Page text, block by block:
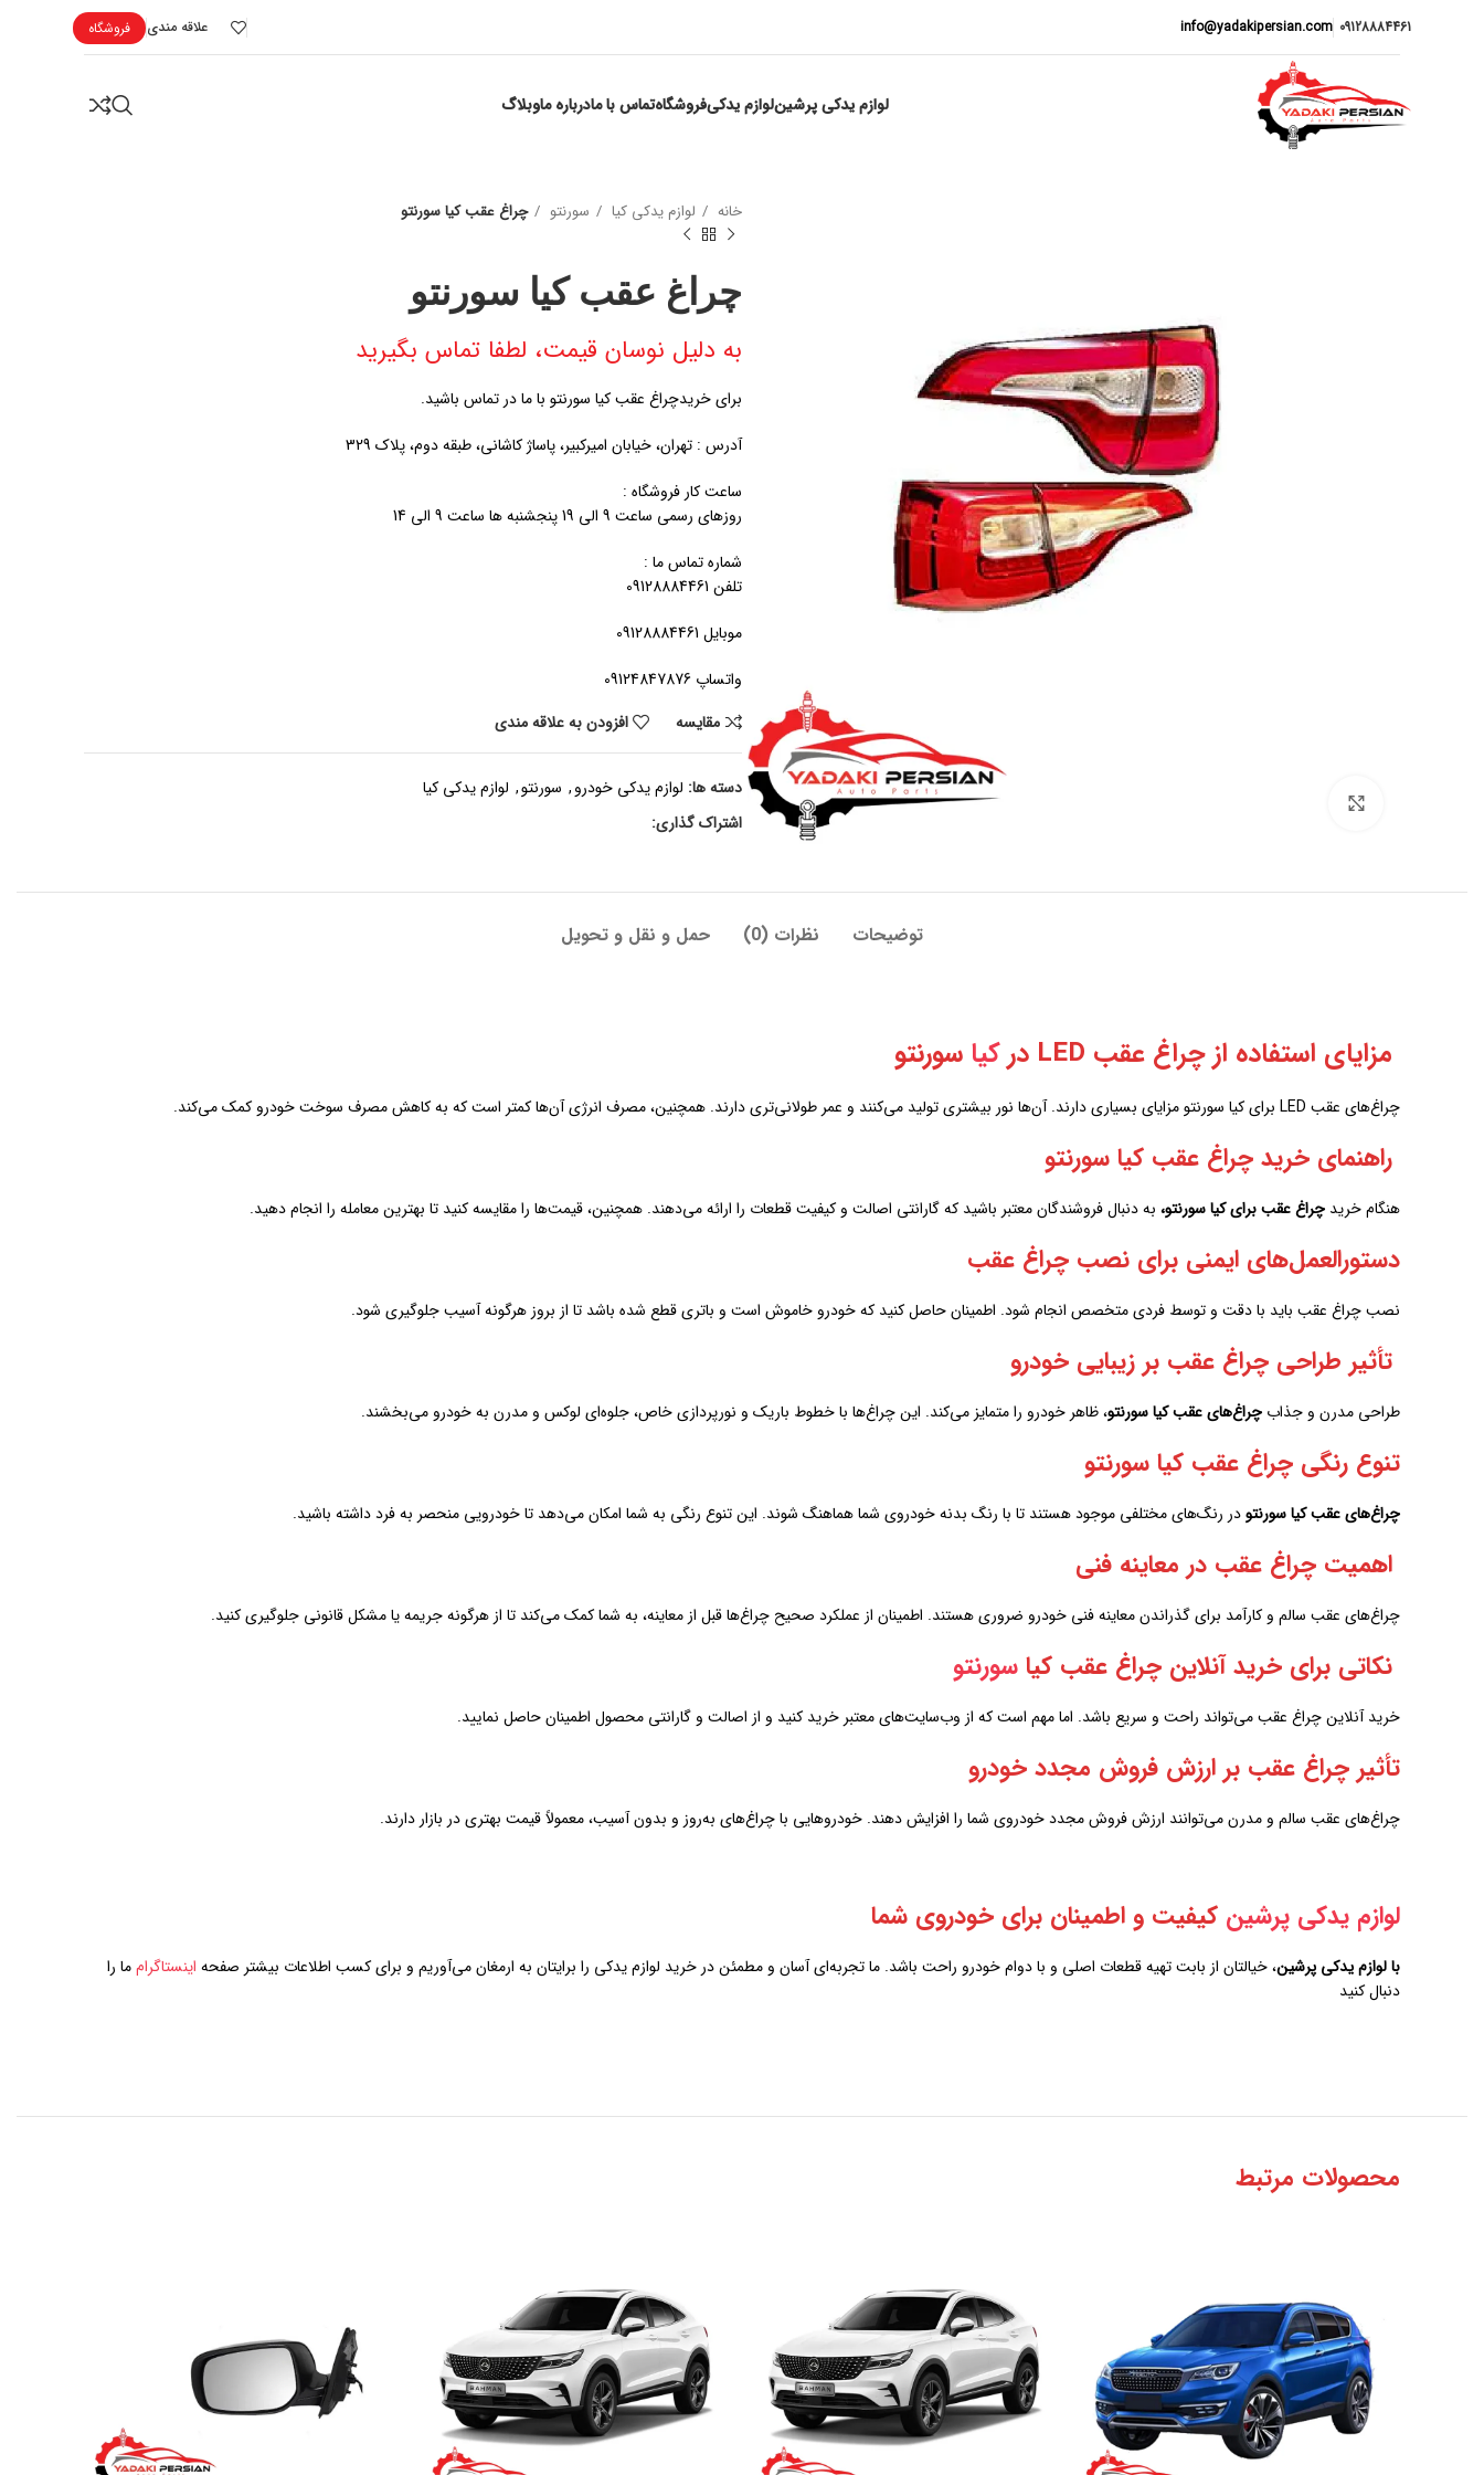
09128884461
info@yadakipersian.com علاقه مندی فروشگاه
لوازم یدکی پرشینلوازم یدکیفروشگاهتماس با مادرباره ماوبلاگ
خانه لوازم یدکی کیا سورنتو چراغ عقب کیا سورنتو
چراغ عقب کیا سورنتو
به دلیل نوسان قیمت، لطفا تماس بگیرید
برای خریدچراغ عقب کیا سورنتو با ما در تماس باشید.
آدرس : تهران، خیابان امیرکبیر، پاساژ کاشانی، طبقه دوم، پلاک 329
ساعت کار فروشگاه :
روزهای رسمی ساعت 9 الی 19 پنجشنبه ها ساعت 9 الی 14
شماره تماس ما :
تلفن 09128884461
موبایل 09128884461
واتساپ 09124847876
مقايسه
افزودن به علاقه مندی
دسته ها: لوازم یدکی خودرو, سورنتو, لوازم یدکی کیا
اشتراک گذاری:
توضیحات نظرات (0) حمل و نقل و تحویل
مزایای استفاده از چراغ عقب LED در کیا سورنتو
چراغ‌های عقب LED برای کیا سورنتو مزایای بسیاری دارند. آن‌ها نور بیشتری تولید می‌کنند و عمر طولانی‌تری دارند. همچنین، مصرف انرژی آن‌ها کمتر است که به کاهش مصرف سوخت خودرو کمک می‌کند.
راهنمای خرید چراغ عقب کیا سورنتو
هنگام خرید چراغ عقب برای کیا سورنتو، به دنبال فروشندگان معتبر باشید که گارانتی اصالت و کیفیت قطعات را ارائه می‌دهند. همچنین، قیمت‌ها را مقایسه کنید تا بهترین معامله را انجام دهید.
دستورالعمل‌های ایمنی برای نصب چراغ عقب
نصب چراغ عقب باید با دقت و توسط فردی متخصص انجام شود. اطمینان حاصل کنید که خودرو خاموش است و باتری قطع شده باشد تا از بروز هرگونه آسیب جلوگیری شود.
تأثیر طراحی چراغ عقب بر زیبایی خودرو
طراحی مدرن و جذاب چراغ‌های عقب کیا سورنتو، ظاهر خودرو را متمایز می‌کند. این چراغ‌ها با خطوط باریک و نورپردازی خاص، جلوه‌ای لوکس و مدرن به خودرو می‌بخشند.
تنوع رنگی چراغ عقب کیا سورنتو
چراغ‌های عقب کیا سورنتودر رنگ‌های مختلفی موجود هستند تا با رنگ بدنه خودروی شما هماهنگ شوند. این تنوع رنگی به شما امکان می‌دهد تا خودرویی منحصر به فرد داشته باشید.
اهمیت چراغ عقب در معاینه فنی
چراغ‌های عقب سالم و کارآمد برای گذراندن معاینه فنی خودرو ضروری هستند. اطمینان از عملکرد صحیح چراغ‌ها قبل از معاینه، به شما کمک می‌کند تا از هرگونه جریمه یا مشکل قانونی جلوگیری کنید.
نکاتی برای خرید آنلاین چراغ عقب کیا سورنتو
خرید آنلاین چراغ عقب می‌تواند راحت و سریع باشد. اما مهم است که از وب‌سایت‌های معتبر خرید کنید و از اصالت و گارانتی محصول اطمینان حاصل نمایید.
تأثیر چراغ عقب بر ارزش فروش مجدد خودرو
چراغ‌های عقب سالم و مدرن می‌توانند ارزش فروش مجدد خودروی شما را افزایش دهند. خودروهایی با چراغ‌های به‌روز و بدون آسیب، معمولاً قیمت بهتری در بازار دارند.
لوازم یدکی پرشین کیفیت و اطمینان برای خودروی شما
با لوازم یدکی پرشین، خیالتان از بابت تهیه قطعات اصلی و با دوام خودرو راحت باشد. ما تجربه‌ای آسان و مطمئن در خرید لوازم یدکی را برایتان به ارمغان می‌آوریم و برای کسب اطلاعات بیشتر صفحه اینستاگرامما را
دنبال کنید
محصولات مرتبط